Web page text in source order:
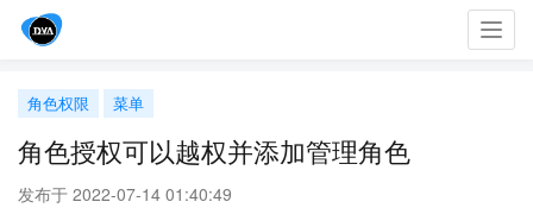
角色权限 菜单
角色授权可以越权并添加管理角色
发布于 2022-07-14 01:40:49